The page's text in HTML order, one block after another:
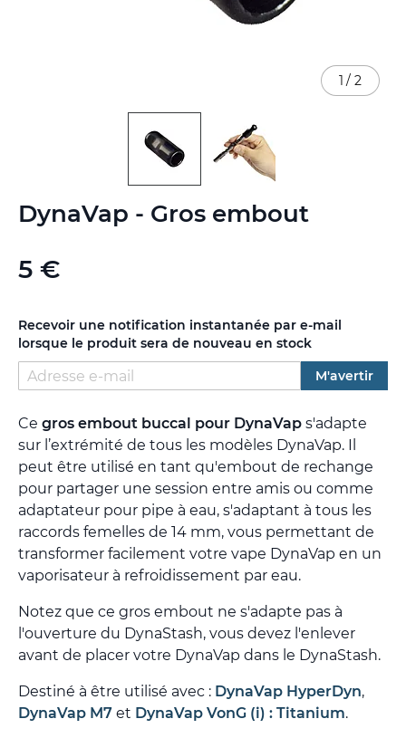
DynaVap - Gros embout
5 €
Recevoir une notification instantanée par e-mail
lorsque le produit sera de nouveau en stock
M'avertir
Ce gros embout buccal pour DynaVap s'adapte
sur l’extrémité de tous les modèles DynaVap. Il
peut être utilisé en tant qu'embout de rechange
pour partager une session entre amis ou comme
adaptateur pour pipe à eau, s'adaptant à tous les
raccords femelles de 14 mm, vous permettant de
transformer facilement votre vape DynaVap en un
vaporisateur à refroidissement par eau.
Notez que ce gros embout ne s'adapte pas à
l'ouverture du DynaStash, vous devez l'enlever
avant de placer votre DynaVap dans le DynaStash.
Destiné à être utilisé avec : DynaVap HyperDyn,
DynaVap M7 et DynaVap VonG (i) : Titanium.
1 / 2
to
the
of
gallery